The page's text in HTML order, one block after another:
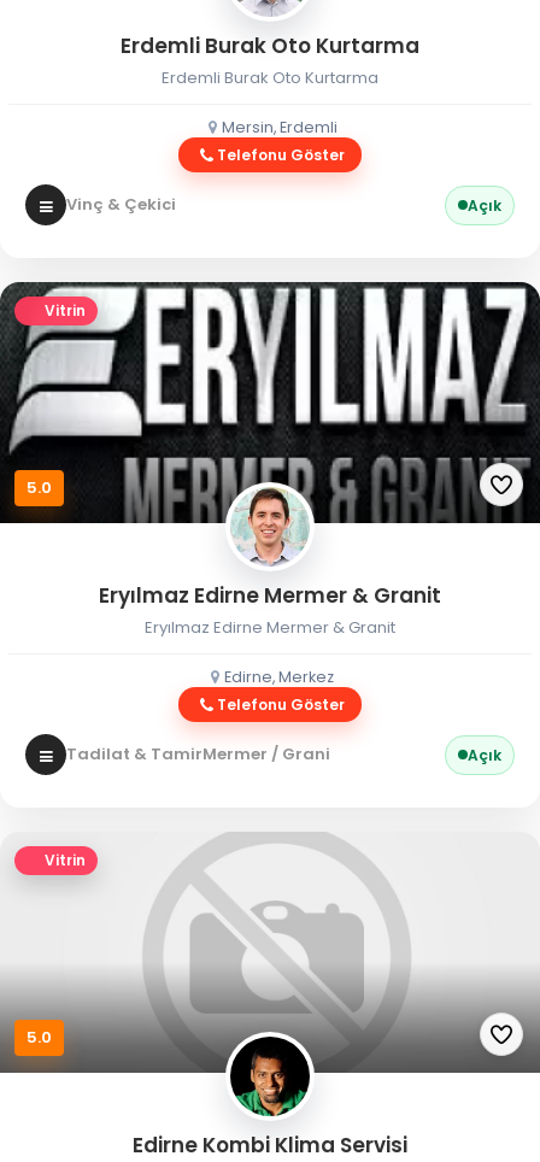
Erdemli Burak Oto Kurtarma
Erdemli Burak Oto Kurtarma
Mersin, Erdemli
Telefonu Göster
Vinç & Çekici Açık
Vitrin
5.0
Eryılmaz Edirne Mermer & Granit
Eryılmaz Edirne Mermer & Granit
Edirne, Merkez
Telefonu Göster
Tadilat & TamirMermer / Granit Açık
Vitrin
5.0
Edirne Kombi Klima Servisi